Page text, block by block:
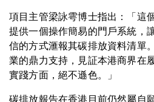
項目主管梁詠雩博士指出：「這
提供一個操作簡易的門戶系統，
信的方式滙報其碳排放資料清單
業的鼎力支持，見証本港商界在
實踐方面，絕不遜色。」
碳排放報告在香港目前仍然屬自